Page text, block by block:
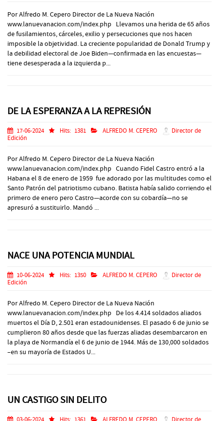
Por Alfredo M. Cepero Director de La Nueva Nación
www.lanuevanacion.com/index.php Llevamos una herida de 65 años
de fusilamientos, cárceles, exilio y persecuciones que nos hacen
imposible la objetividad. La creciente popularidad de Donald Trump y
la debilidad electoral de Joe Biden—confirmada en las encuestas—
tiene desesperada a la izquierda p...
DE LA ESPERANZA A LA REPRESIÓN
17-06-2024 Hits: 1381 ALFREDO M. CEPERO
Director de
Edición
Por Alfredo M. Cepero Director de La Nueva Nación
www.lanuevanacion.com/index.php Cuando Fidel Castro entró a la
Habana el 8 de enero de 1959 fue adorado por las multitudes como el
Santo Patrón del patriotismo cubano. Batista había salido corriendo el
primero de enero pero Castro—acorde con su cobardía—no se
apresuró a sustituirlo. Mandó ...
NACE UNA POTENCIA MUNDIAL
10-06-2024 Hits: 1350 ALFREDO M. CEPERO
Director de
Edición
Por Alfredo M. Cepero Director de La Nueva Nación
www.lanuevanacion.com/index.php De los 4.414 soldados aliados
muertos el Día D, 2.501 eran estadounidenses. El pasado 6 de junio se
cumplieron 80 años desde que las fuerzas aliadas desembarcaron en
la playa de Normandía el 6 de junio de 1944. Más de 130,000 soldados
–en su mayoría de Estados U...
UN CASTIGO SIN DELITO